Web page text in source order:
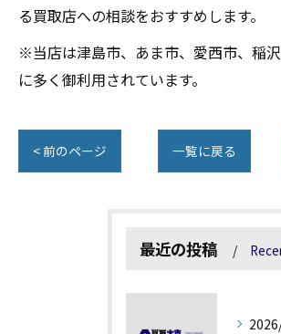
る買取店への相談をおすすめします。
※当店は津島市、あま市、愛西市、稲
に多く御利用されています。
< 前のページ 一覧に戻る
最近の投稿